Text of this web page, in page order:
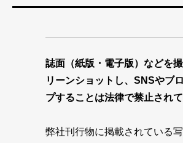
誌面（紙版・電子版）などを
リーンショットし、SNSやブ
プすることは法律で禁止されて
弊社刊行物に掲載されている